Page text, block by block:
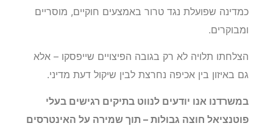
כמדינה שפועלת נגד טרור באמצעים חוקיים, מוסריים
ומבוקרים.
הצלחתו תלויה לא רק בגובה הפיצויים שייפסקו – אלא
גם באיזון בין אכיפה נחרצת לבין שיקול דעת מדיני.
במשרדנו אנו יודעים לנווט בתיקים רגישים בעלי
פוטנציאל חוצה גבולות – תוך שמירה על האינטרסים